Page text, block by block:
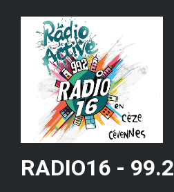
RADIO16 - 99.2